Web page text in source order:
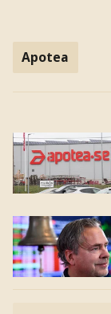
Apotea